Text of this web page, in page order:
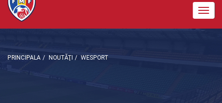
PRINCIPALA / NOUTĂŢI / WESPORT